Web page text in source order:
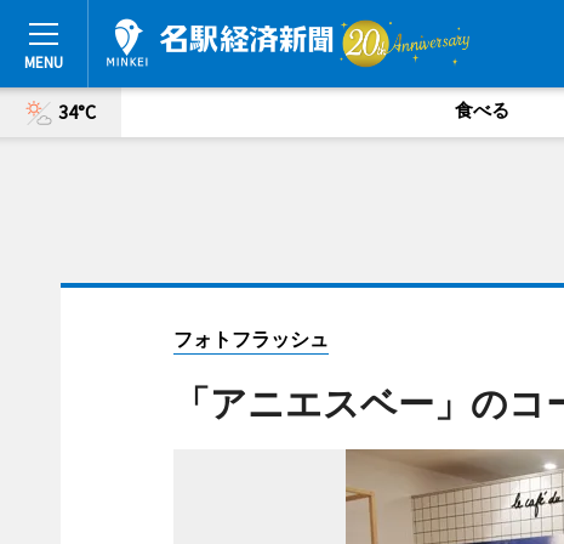
34°C 食べる
フォトフラッシュ
「アニエスベー」の